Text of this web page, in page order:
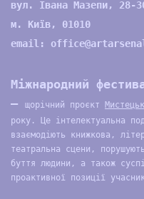
вул. Івана Мазепи, 28-
м. Київ, 01010
email:
Міжнародний
—
щорічний проєкт
року. Це інтелектуальна
взаємодіють книжкова,
театральна сцени,
буття людини, а також
проактивної позиції